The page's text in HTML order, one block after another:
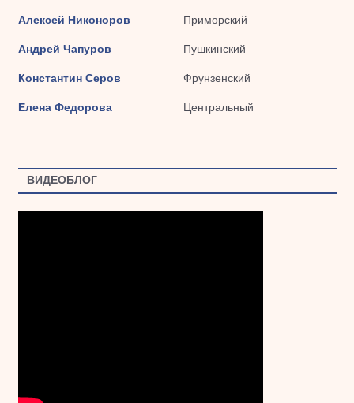
Алексей Никоноров Приморский
Андрей Чапуров Пушкинский
Константин Серов Фрунзенский
Елена Федорова Центральный
ВИДЕОБЛОГ